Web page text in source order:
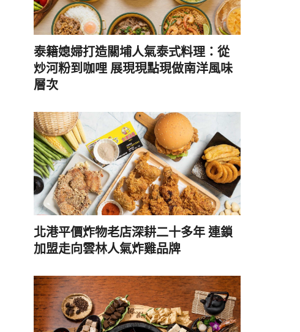
泰籍媳婦打造關埔人氣泰式料理：從
炒河粉到咖哩 展現現點現做南洋風味
層次
北港平價炸物老店深耕二十多年 連鎖
加盟走向雲林人氣炸雞品牌